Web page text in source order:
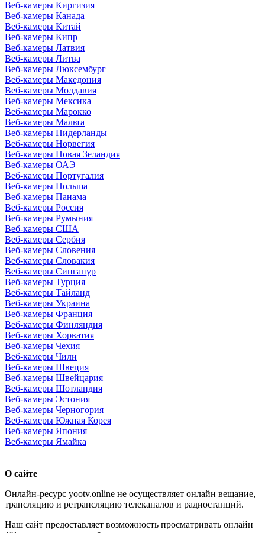
Веб-камеры Киргизия
Веб-камеры Канада
Веб-камеры Китай
Веб-камеры Кипр
Веб-камеры Латвия
Веб-камеры Литва
Веб-камеры Люксембург
Веб-камеры Македония
Веб-камеры Молдавия
Веб-камеры Мексика
Веб-камеры Марокко
Веб-камеры Мальта
Веб-камеры Нидерланды
Веб-камеры Норвегия
Веб-камеры Новая Зеландия
Веб-камеры ОАЭ
Веб-камеры Португалия
Веб-камеры Польша
Веб-камеры Панама
Веб-камеры Россия
Веб-камеры Румыния
Веб-камеры США
Веб-камеры Сербия
Веб-камеры Словения
Веб-камеры Словакия
Веб-камеры Сингапур
Веб-камеры Турция
Веб-камеры Тайланд
Веб-камеры Украина
Веб-камеры Франция
Веб-камеры Финляндия
Веб-камеры Хорватия
Веб-камеры Чехия
Веб-камеры Чили
Веб-камеры Швеция
Веб-камеры Швейцария
Веб-камеры Шотландия
Веб-камеры Эстония
Веб-камеры Черногория
Веб-камеры Южная Корея
Веб-камеры Япония
Веб-камеры Ямайка
О сайте
Онлайн-ресурс yootv.online не осуществляет онлайн вещание,
трансляцию и ретрансляцию телеканалов и радиостанций.
Наш сайт предоставляет возможность просматривать онлайн